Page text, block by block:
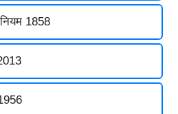
1858